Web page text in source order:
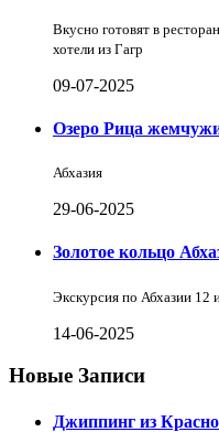
Вкусно готовят в
хотели из Гагр
09-07-2025
Озеро Рица
Абхазия
29-06-2025
Золотое кольцо
Экскурсия по Абхазии 12
14-06-2025
Новые Записи
Джиппинг из